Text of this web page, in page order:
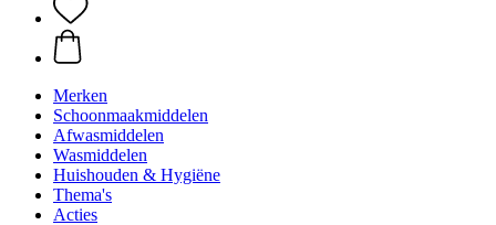
Merken
Schoonmaakmiddelen
Afwasmiddelen
Wasmiddelen
Huishouden & Hygiëne
Thema's
Acties